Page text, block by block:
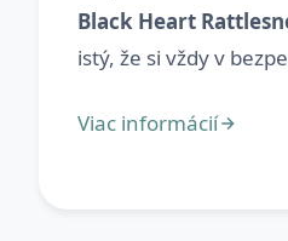
Black Heart